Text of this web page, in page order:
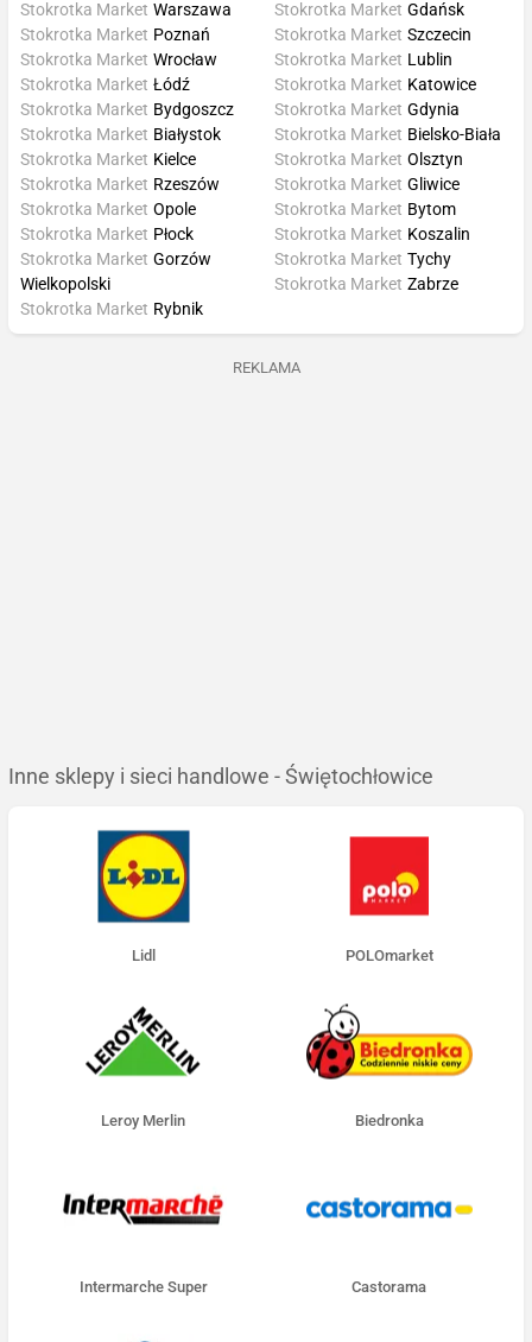
Stokrotka Market Warszawa
Stokrotka Market Poznań
Stokrotka Market Wrocław
Stokrotka Market Łódź
Stokrotka Market Gdańsk
Stokrotka Market Szczecin
Stokrotka Market Lublin
Stokrotka Market Katowice
Stokrotka Market Bydgoszcz
Stokrotka Market Białystok
Stokrotka Market Kielce
Stokrotka Market Rzeszów
Stokrotka Market Gdynia
Stokrotka Market Bielsko-Biała
Stokrotka Market Olsztyn
Stokrotka Market Gliwice
Stokrotka Market Opole
Stokrotka Market Płock
Stokrotka Market Gorzów
Wielkopolski
Stokrotka Market Rybnik
Stokrotka Market Bytom
Stokrotka Market Koszalin
Stokrotka Market Tychy
Stokrotka Market Zabrze
REKLAMA
Inne sklepy i sieci handlowe - Świętochłowice
Lidl POLOmarket
Leroy Merlin Biedronka
Intermarche Super Castorama